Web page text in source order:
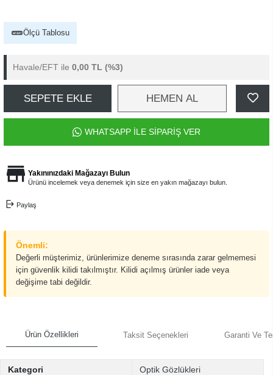
Ölçü Tablosu
Havale/EFT ile 0,00 TL (%3)
SEPETE EKLE HEMEN AL
WHATSAPP İLE SİPARİŞ VER
Yakınınızdaki Mağazayı Bulun
Ürünü incelemek veya denemek için size en yakın mağazayı bulun.
Paylaş
Önemli:
Değerli müşterimiz, ürünlerimize deneme sırasında zarar gelmemesi
için güvenlik kilidi takılmıştır. Kilidi açılmış ürünler iade veya
değişime tabi değildir.
Ürün Özellikleri Taksit Seçenekleri Garanti Ve
Kategori Optik Gözlükleri